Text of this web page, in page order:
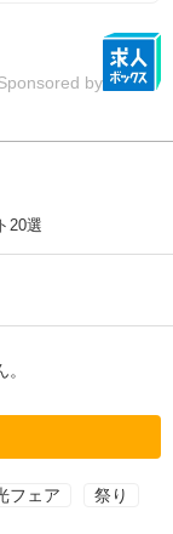
by
20選
フェア 祭り